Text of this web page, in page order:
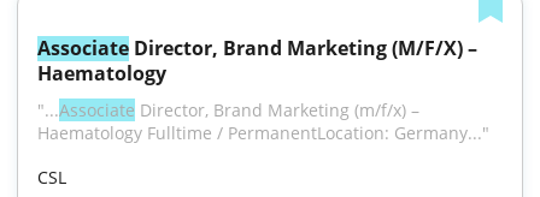
Associate Director, Brand Marketing (M/F/X) –
Haematology
"...Associate Director, Brand Marketing (m/f/x) –
Haematology Fulltime / PermanentLocation: Germany..."
CSL